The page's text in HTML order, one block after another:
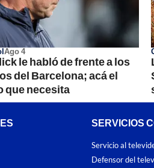
Ago 4
le habló de frente a los
del Barcelona; acá el
que necesita
SERVICIOS
Servicio al
Defensor del